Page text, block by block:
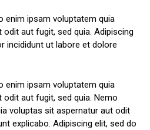
enim ipsam voluptatem quia
aut fugit, sed quia. Adipiscing
incididunt ut labore et dolore
enim ipsam voluptatem quia
aut fugit, sed quia. Nemo
voluptas sit aspernatur aut odit
explicabo. Adipiscing elit, sed do